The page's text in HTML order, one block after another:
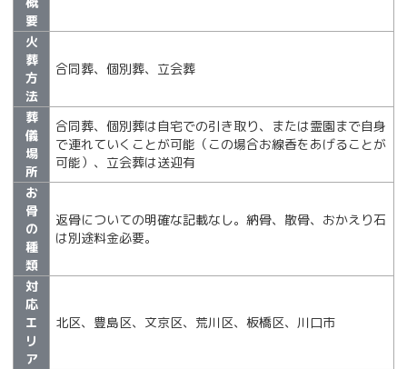
要
火
葬
方
法
合同葬、個別葬、立会葬
葬
儀
場
所
合同葬、個別葬は自宅での引き取り、または霊園まで自身
で連れていくことが可能（この場合お線香をあげることが
可能）、立会葬は送迎有
お
骨
の
種
類
返骨についての明確な記載なし。納骨、散骨、おかえり石
は別途料金必要。
対
応
エ
リ
ア
北区、豊島区、文京区、荒川区、板橋区、川口市